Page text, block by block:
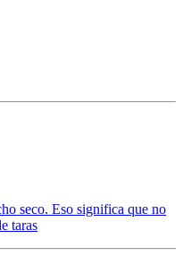
seco. Eso significa que no
taras